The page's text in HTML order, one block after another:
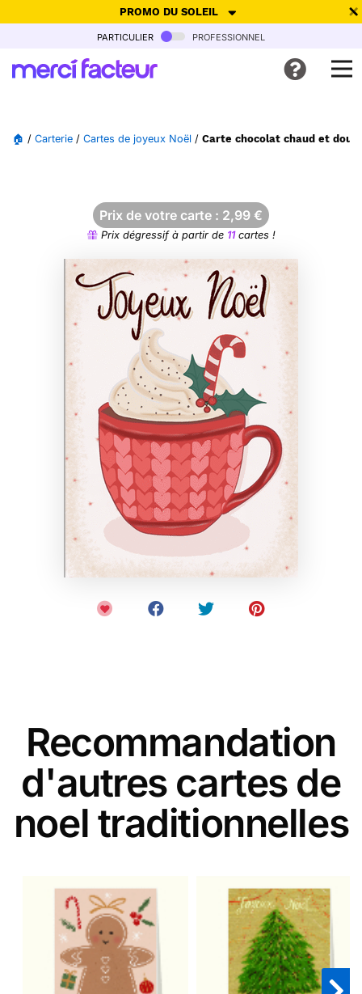
PROMO DU SOLEIL
-30% de réduction avec le code SUMMER26pour envoyer des
Ne plus afficher
particulier professionnel
🏠 / Carterie / Cartes de joyeux Noël / Carte chocolat chaud et doux
Prix de votre carte : 2,99 €
Prix dégressif à partir de 11cartes !
Recommandation
d'autres cartes de
noel traditionnelles